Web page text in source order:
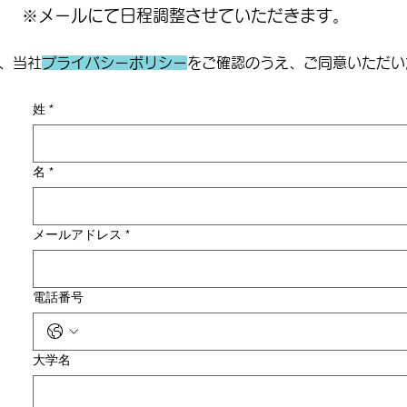
​※メールにて日程調整させていただきます。
当社プライバシーポリシーをご確認のうえ、ご同意いただい
姓 *
名 *
メールアドレス *
電話番号
大学名